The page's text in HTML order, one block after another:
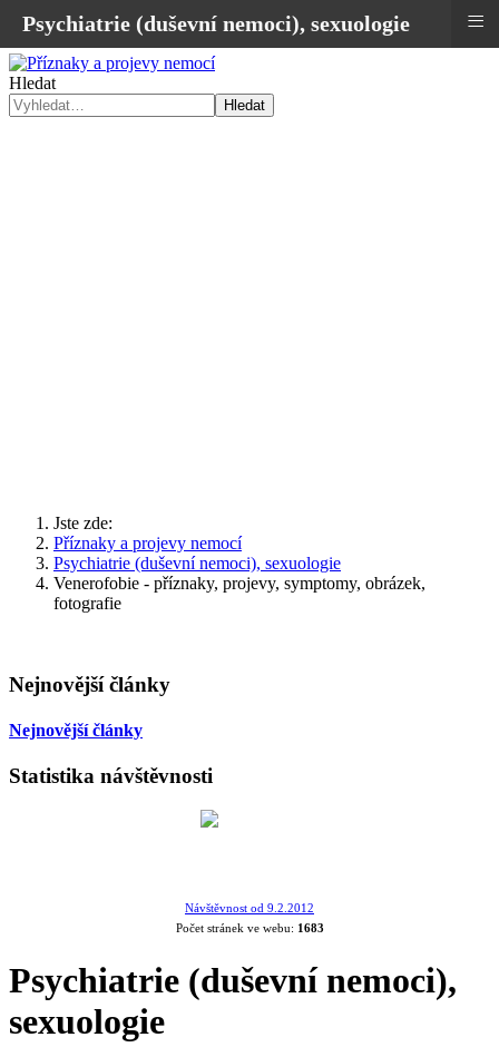
Hledat
Hledat
Jste zde:
Příznaky a projevy nemocí
Psychiatrie (duševní nemoci), sexuologie
Venerofobie - příznaky, projevy, symptomy, obrázek,
fotografie
Nejnovější články
Nejnovější články
Statistika návštěvnosti
Návštěvnost od 9.2.2012
Počet stránek ve webu: 1683
Psychiatrie (duševní nemoci),
sexuologie
Psychiatrie (duševní nemoci), sexuologie ≡